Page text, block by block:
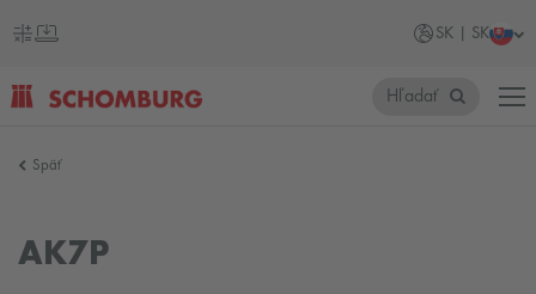
SK | SK
Hľadať
Späť
AK7P